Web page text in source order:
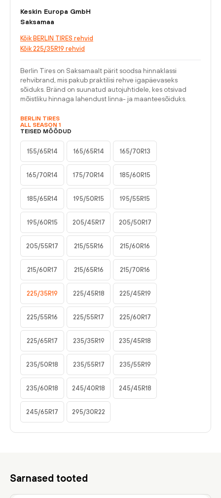
Keskin Europa GmbH
Saksamaa
Kõik BERLIN TIRES rehvid
Kõik 225/35R19 rehvid
Berlin Tires on Saksamaalt pärit soodsa hinnaklassi
rehvibrand, mis pakub praktilisi rehve igapäevaseks
sõiduks. Bränd on suunatud autojuhtidele, kes otsivad
mõistliku hinnaga lahendust linna- ja maanteesõiduks.
BERLIN TIRES
ALL SEASON 1
TEISED MÕÕDUD
155/65R14 165/65R14 165/70R13
165/70R14 175/70R14 185/60R15
185/65R14 195/50R15 195/55R15
195/60R15 205/45R17 205/50R17
205/55R17 215/55R16 215/60R16
215/60R17 215/65R16 215/70R16
225/35R19 225/45R18 225/45R19
225/55R16 225/55R17 225/60R17
225/65R17 235/35R19 235/45R18
235/50R18 235/55R17 235/55R19
235/60R18 245/40R18 245/45R18
245/65R17 295/30R22
Sarnased tooted